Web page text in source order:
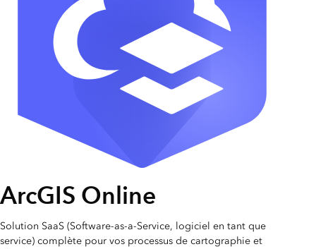
ArcGIS Online
Solution SaaS (Software-as-a-Service, logiciel en tant que
service) complète pour vos processus de cartographie et